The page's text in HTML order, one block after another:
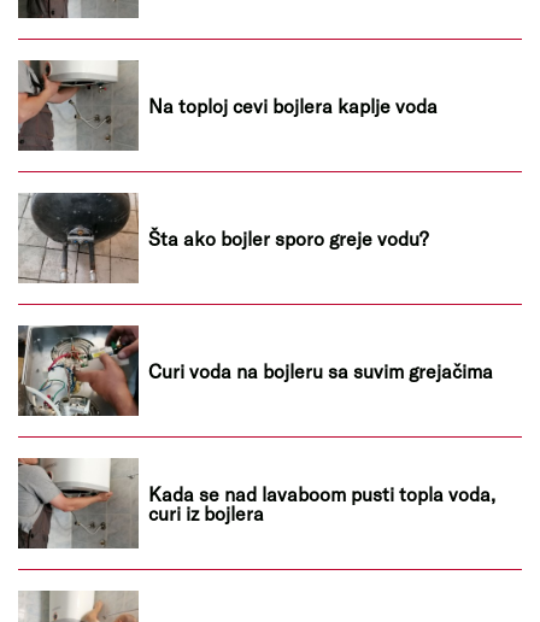
Na toploj cevi bojlera kaplje voda
Šta ako bojler sporo greje vodu?
Curi voda na bojleru sa suvim grejačima
Kada se nad lavaboom pusti topla voda,
curi iz bojlera